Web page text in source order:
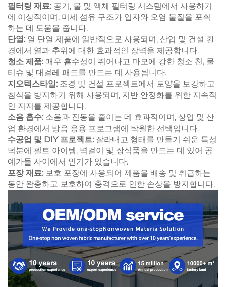
필터링 재료: 공기, 물 및 액체 필터링 시스템에서 사용하기
에 이상적이며, 미세 섬유 구조가 입자와 오염 물질을 포획
하는 데 도움을 줍니다.
단열: 열 단열 제품에 일반적으로 사용되며, 산업 및 건설 환
경에서 열과 추위에 대한 효과적인 장벽을 제공합니다.
청소 제품: 매우 흡수성이 뛰어나고 마모에 강한 청소 천, 물
티슈 및 대걸레 패드를 만드는 데 사용됩니다.
지오텍스타일: 조경 및 건설 프로젝트에서 토양을 보강하고
침식을 방지하기 위해 사용되며, 지반 안정화를 위한 지속적
인 지지를 제공합니다.
소음 흡수: 소음과 진동을 줄이는 데 효과적이며, 상업 및 산
업 환경에서 방음 응용 프로그램에 탁월한 선택입니다.
수공업 및 DIY 프로젝트: 잘라내고 형태를 만들기 쉬운 특성
덕분에 펠트 아이템, 벽걸이 및 장식품을 만드는 데 있어 공
예가들 사이에서 인기가 있습니다.
포장 재료: 보호 포장에 사용되어 제품을 배송 및 취급하는
동안 완충하고 보호하여 충격으로 인한 손상을 방지합니다.